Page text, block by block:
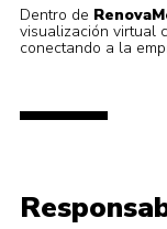
Dentro de
visualización virtual
conectando a la